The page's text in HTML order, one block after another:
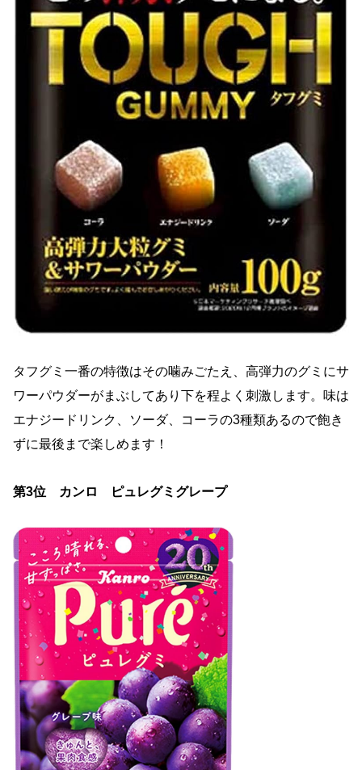
タフグミ一番の特徴はその噛みごたえ、高弾力のグミにサ
ワーパウダーがまぶしてあり下を程よく刺激します。味は
エナジードリンク、ソーダ、コーラの3種類あるので飽き
ずに最後まで楽しめます！
第3位 カンロ ピュレグミグレープ